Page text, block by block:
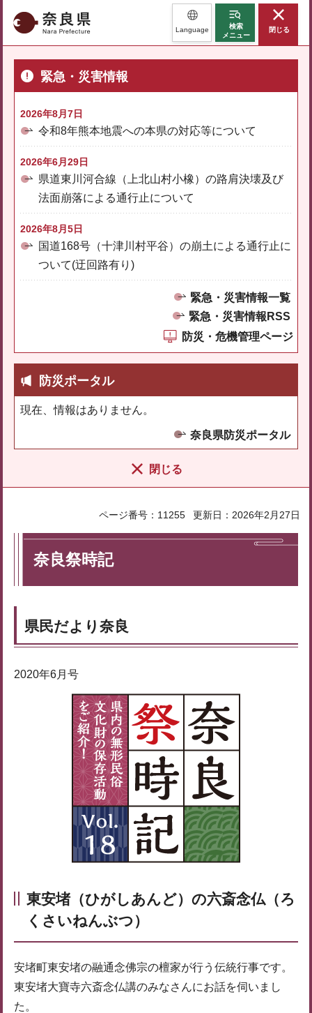
奈良県 Language
検索
メニュー
閉じる
緊急・災害情報
2026年8月7日
令和8年熊本地震への本県の対応等について
2026年6月29日
県道東川河合線（上北山村小橡）の路肩決壊及び
法面崩落による通行止について
2026年8月5日
国道168号（十津川村平谷）の崩土による通行止に
ついて(迂回路有り)
緊急・災害情報一覧
緊急・災害情報RSS
防災・危機管理ページ
防災ポータル
現在、情報はありません。
奈良県防災ポータル
閉じる
ページ番号：11255 更新日：2026年2月27日
奈良祭時記
県民だより奈良
2020年6月号
東安堵（ひがしあんど）の六斎念仏（ろ
くさいねんぶつ）
安堵町東安堵の融通念佛宗の檀家が行う伝統行事です。
東安堵大寶寺六斎念仏講のみなさんにお話を伺いまし
た。